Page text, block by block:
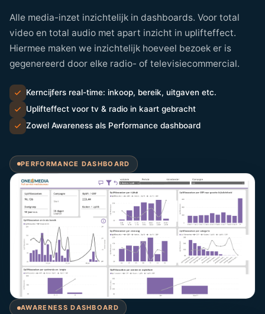
Alle media-inzet inzichtelijk in dashboards. Voor total
video en total audio met apart inzicht in uplifteffect.
Hiermee maken we inzichtelijk hoeveel bezoek er is
gegenereerd door elke radio- of televisiecommercial.
Kerncijfers real-time: inkoop, bereik, uitgaven etc.
Uplifteffect voor tv & radio in kaart gebracht
Zowel Awareness als Performance dashboard
PERFORMANCE DASHBOARD
AWARENESS DASHBOARD